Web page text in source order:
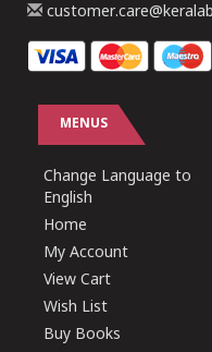
MENUS
Change Language to
English
Home
My Account
View Cart
Wish List
Buy Books